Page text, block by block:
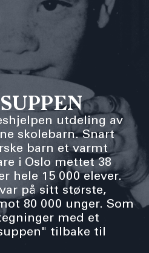
utdeling av
skolebarn. Snart
barn et varmt
i Oslo mettet 38
hele 15 000 elever.
på sitt største,
80 000 unger. Som
med et
tilbake til